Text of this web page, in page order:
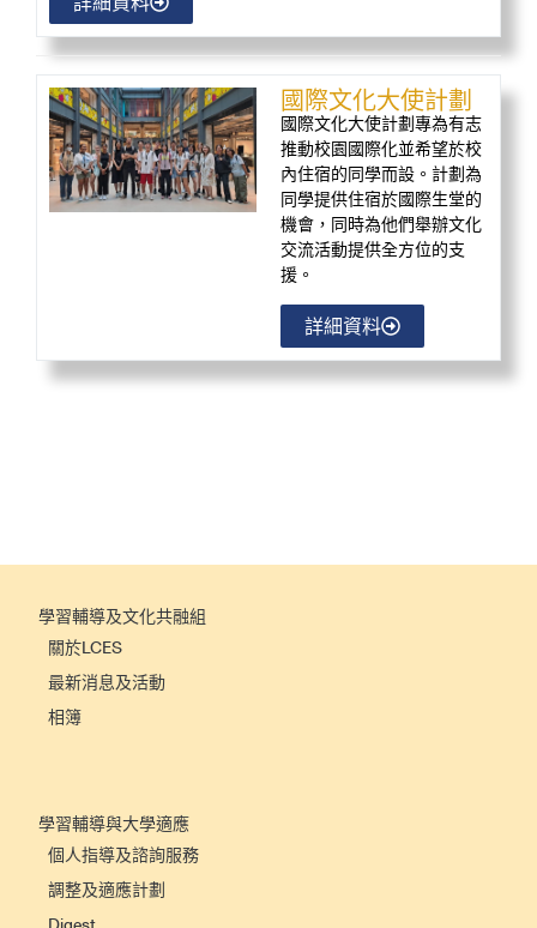
國際文化大使計劃
國際文化大使計劃專為有志
推動校園國際化並希望於校
內住宿的同學而設。計劃為
同學提供住宿於國際生堂的
機會，同時為他們舉辦文化
交流活動提供全方位的支
援。
詳細資料
學習輔導及文化共融組
關於LCES
最新消息及活動
相簿
學習輔導與大學適應
個人指導及諮詢服務
調整及適應計劃